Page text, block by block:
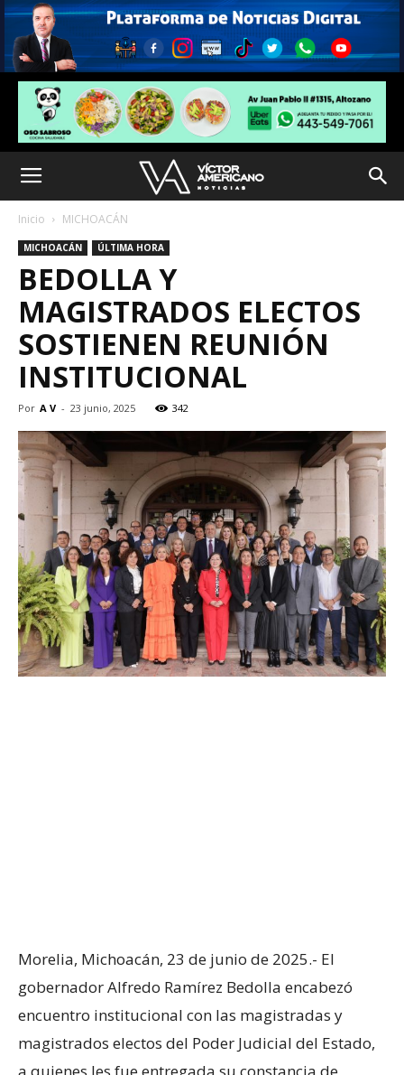
Inicio MICHOACÁN
MICHOACÁN ÚLTIMA HORA
BEDOLLA Y
MAGISTRADOS ELECTOS
SOSTIENEN REUNIÓN
INSTITUCIONAL
Por A V - 23 junio, 2025 342
Morelia, Michoacán, 23 de junio de 2025.- El
gobernador Alfredo Ramírez Bedolla encabezó
encuentro institucional con las magistradas y
magistrados electos del Poder Judicial del Estado,
a quienes les fue entregada su constancia de